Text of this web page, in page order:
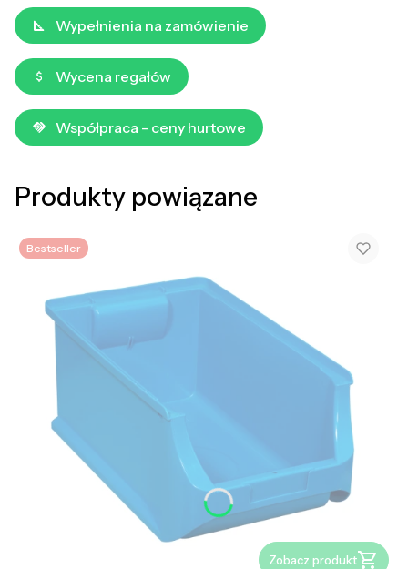
Wypełnienia na zamówienie
Wycena regałów
Współpraca - ceny hurtowe
Produkty powiązane
Bestseller
Zobacz produkt